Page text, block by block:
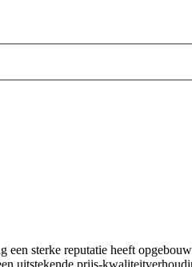
sterke reputatie heeft
uitstekende